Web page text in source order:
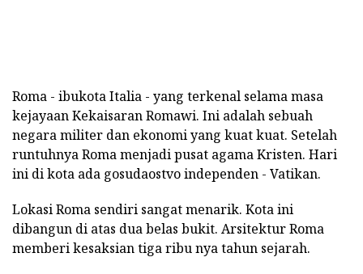
Roma - ibukota Italia - yang terkenal selama masa
kejayaan Kekaisaran Romawi. Ini adalah sebuah
negara militer dan ekonomi yang kuat kuat. Setelah
runtuhnya Roma menjadi pusat agama Kristen. Hari
ini di kota ada gosudaostvo independen - Vatikan.
Lokasi Roma sendiri sangat menarik. Kota ini
dibangun di atas dua belas bukit. Arsitektur Roma
memberi kesaksian tiga ribu nya tahun sejarah.